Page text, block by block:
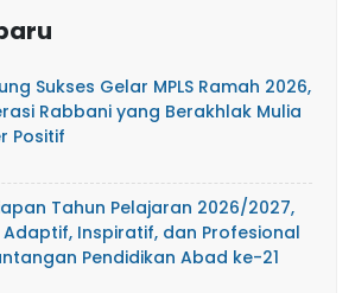
Sukses Gelar MPLS Ramah 2026,
Rabbani yang Berakhlak Mulia
Positif
Tahun Pelajaran 2026/2027,
Inspiratif, dan Profesional
Pendidikan Abad ke-21